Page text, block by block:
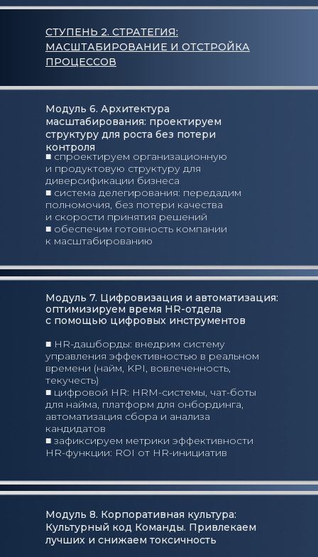
Модуль 7. Цифровизация и автоматизация:
оптимизируем время HR-отдела
с помощью цифровых инструментов
СТУПЕНЬ 2. СТРАТЕГИЯ:
МАСШТАБИРОВАНИЕ И ОТСТРОЙКА
ПРОЦЕССОВ
Модуль 6. Архитектура
масштабирования: проектируем
структуру для роста без потери
контроля
■ спроектируем организационную
и продуктовую структуру для
диверсификации бизнеса
■ система делегирования: передадим
полномочия, без потери качества
и скорости принятия решений
■ обеспечим готовность компании
к масштабированию
Модуль 8. Корпоративная культура:
Культурный код Команды. Привлекаем
лучших и снижаем токсичность
■ HR-дашборды: внедрим систему
управления эффективностью в реальном
времени (найм, KPI, вовлеченность,
текучесть)
■ цифровой HR: HRM-системы, чат-боты
для найма, платформ для онбординга,
автоматизация сбора и анализа
кандидатов
■ зафиксируем метрики эффективности
HR-функции: ROI от HR-инициатив